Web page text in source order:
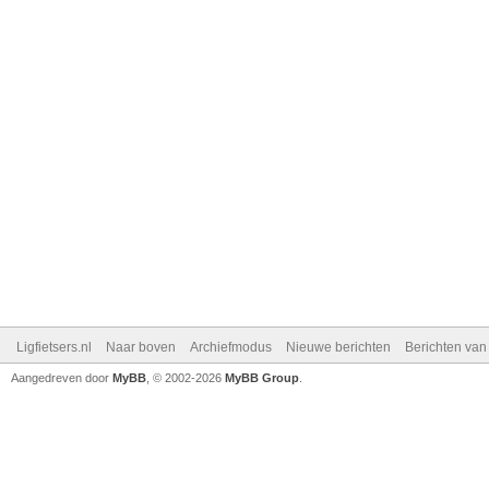
Ligfietsers.nl Naar boven Archiefmodus Nieuwe berichten Berichten
Aangedreven door MyBB , © 2002-2026 MyBB Group